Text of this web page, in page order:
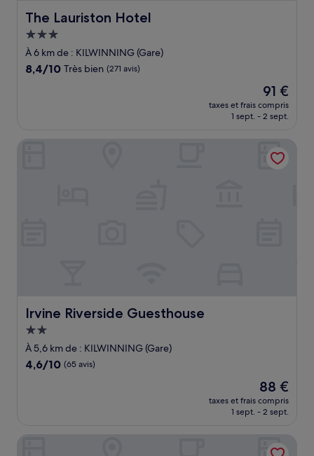
The Lauriston Hotel
The Lauriston Hotel
Hébergement
3.0 étoiles
À 6 km de : KILWINNING (Gare)
8.4
8,4/10 Très bien (271 avis)
Le
nouveau
prix
de
91 €
91 €
taxes et frais compris
1 sept. - 2 sept.
Irvine Riverside Guesthouse
Irvine Riverside Guesthouse
Hébergement
2.0 étoiles
À 5,6 km de : KILWINNING (Gare)
4.6
4,6/10 (65 avis)
Le
nouveau
prix
de
88 €
88 €
taxes et frais compris
1 sept. - 2 sept.